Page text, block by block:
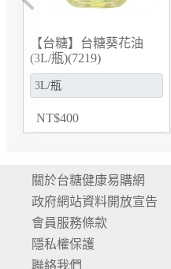
【台糖】台糖日式蒲燒
鰻(100gx3罐/組)(993103)
$125
Previous
關於台糖健康易購網
政府網站資料開放宣告
會員服務條款
隱私權保護
聯絡我們